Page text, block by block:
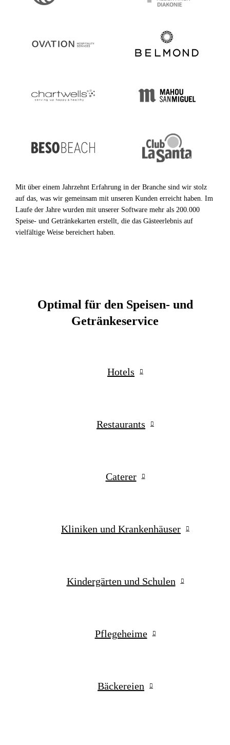
Mit über einem Jahrzehnt Erfahrung in der Branche sind wir stolz
auf das, was wir gemeinsam mit unseren Kunden erreicht haben. Im
Laufe der Jahre wurden mit unserer Software mehr als 200.000
Speise- und Getränkekarten erstellt, die das Gästeerlebnis auf
vielfältige Weise bereichert haben.
Optimal für den Speisen- und
Getränkeservice
Hotels
Restaurants
Caterer
Kliniken und Krankenhäuser
Kindergärten und Schulen
Pflegeheime
Bäckereien